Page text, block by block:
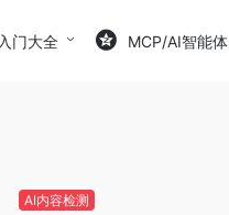
门大全 MCP/AI智能体
AI内容检测